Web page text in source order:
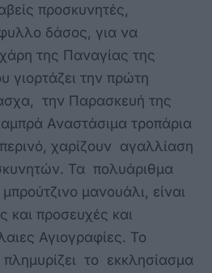
προσκυνητές,
δάσος, για να
της Παναγίας της
την πρώτη
την Παρασκευή της
Αναστάσιμα τροπάρια
χαρίζουν αγαλλίαση
Τα πολυάριθμα
μανουάλι, είναι
και προσευχές και
Αγιογραφίες. Το
το εκκλησίασμα